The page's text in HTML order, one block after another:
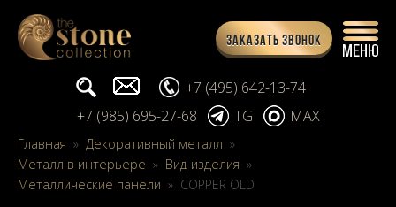
Заказать звонок
Поиск... info@stone-collection.ru
+7 (495) 642-13-74
+7 (985) 695-27-68
TG MAX
Главная » Декоративный металл »
Металл в интерьере » Вид изделия »
Металлические панели » COPPER OLD